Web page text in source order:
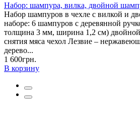
Набор: шампура, вилка, двойной
Набор шампуров в чехле с вилкой и
наборе: 6 шампуров с деревянной
толщина 3 мм, ширина 1,2 см)
снятия мяса чехол Лезвие –
дерево...
1 600грн.
В корзину